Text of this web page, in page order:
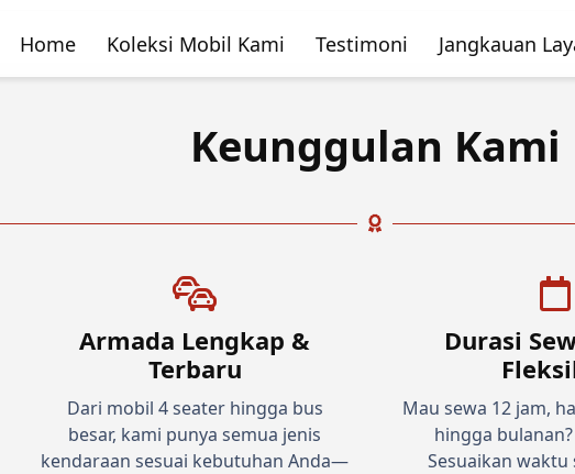
Home Koleksi Mobil Kami Testimoni Jangkauan
Keunggulan Kami
Armada Lengkap &
Terbaru
Dari mobil 4 seater hingga bus
besar, kami punya semua jenis
kendaraan sesuai kebutuhan Anda—
Durasi
Mau sewa 12 jam,
hingga
Sesuaikan waktu